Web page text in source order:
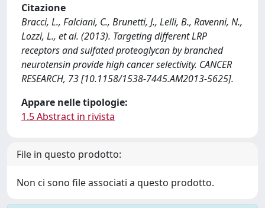
Citazione
Bracci, L., Falciani, C., Brunetti, J., Lelli, B., Ravenni, N.,
Lozzi, L., et al. (2013). Targeting different LRP
receptors and sulfated proteoglycan by branched
neurotensin provide high cancer selectivity. CANCER
RESEARCH, 73 [10.1158/1538-7445.AM2013-5625].
Appare nelle tipologie:
1.5 Abstract in rivista
File in questo prodotto:
Non ci sono file associati a questo prodotto.